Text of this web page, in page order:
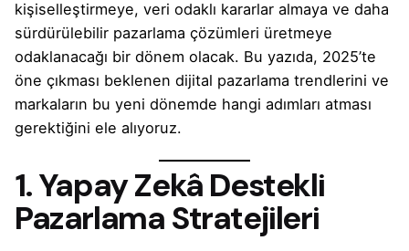
kişiselleştirmeye, veri odaklı kararlar almaya ve daha
sürdürülebilir pazarlama çözümleri üretmeye
odaklanacağı bir dönem olacak. Bu yazıda, 2025’te
öne çıkması beklenen dijital pazarlama trendlerini ve
markaların bu yeni dönemde hangi adımları atması
gerektiğini ele alıyoruz.
1. Yapay Zekâ Destekli
Pazarlama Stratejileri